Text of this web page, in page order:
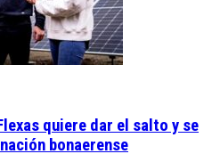
quiere dar el salto y se
bonaerense